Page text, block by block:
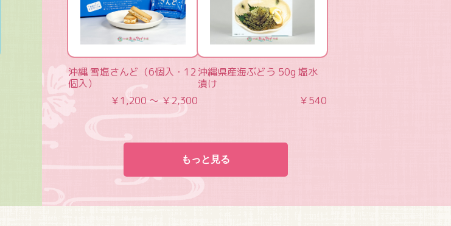
沖縄 雪塩さんど（6個入・12
個入）
￥1,200 ～ ￥2,300
沖縄県産海ぶどう 50g 塩水
漬け
￥540
もっと見る